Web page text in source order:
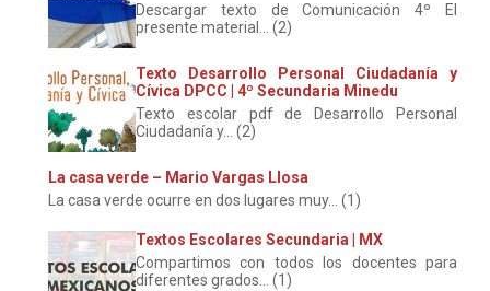
Descargar texto de Comunicación 4º El
presente material... (2)
Texto Desarrollo Personal Ciudadanía y
Cívica DPCC | 4º Secundaria Minedu
Texto escolar pdf de Desarrollo Personal
Ciudadanía y... (2)
La casa verde – Mario Vargas Llosa
La casa verde ocurre en dos lugares muy... (1)
Textos Escolares Secundaria | MX
Compartimos con todos los docentes para
diferentes grados... (1)